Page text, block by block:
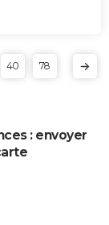
40 78
: envoyer